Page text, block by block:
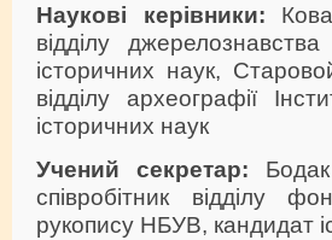
Наукові керівники:
відділу
історичних наук,
відділу археографії
історичних наук
Учений секретар:
співробітник відділу
рукопису НБУВ, кандидат